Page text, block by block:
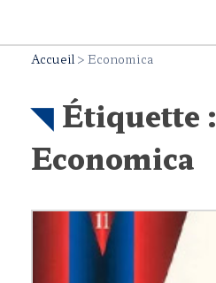
Accueil> Economica
Étiquette :
Economica